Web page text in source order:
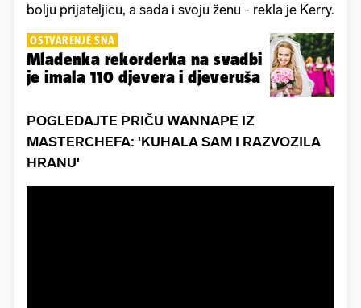
bolju prijateljicu, a sada i svoju ženu - rekla je Kerry.
OSTVARENJE SNA
Mladenka rekorderka na svadbi
je imala 110 djevera i djeveruša
POGLEDAJTE PRIČU WANNAPE IZ
MASTERCHEFA: 'KUHALA SAM I RAZVOZILA
HRANU'